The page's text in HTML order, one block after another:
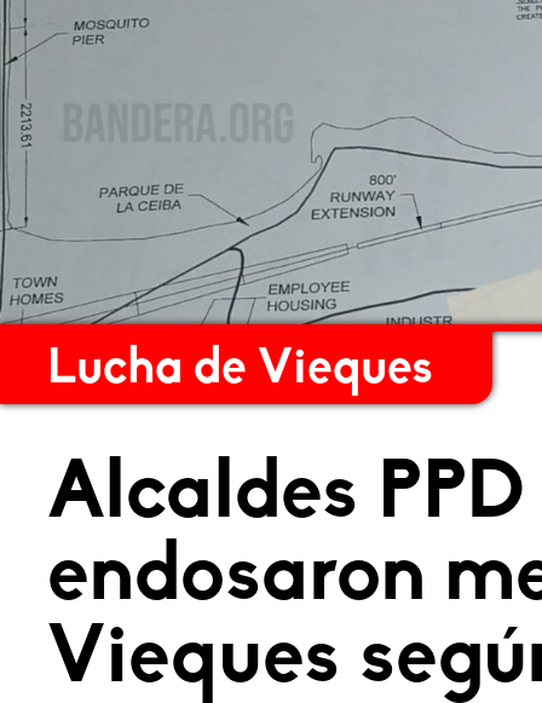
Lucha de Vieques
Alcaldes PPD
endosaron
Vieques